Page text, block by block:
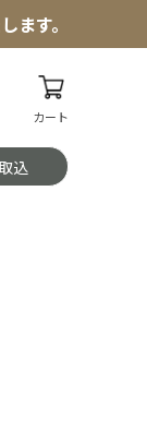
ます。
カート
込